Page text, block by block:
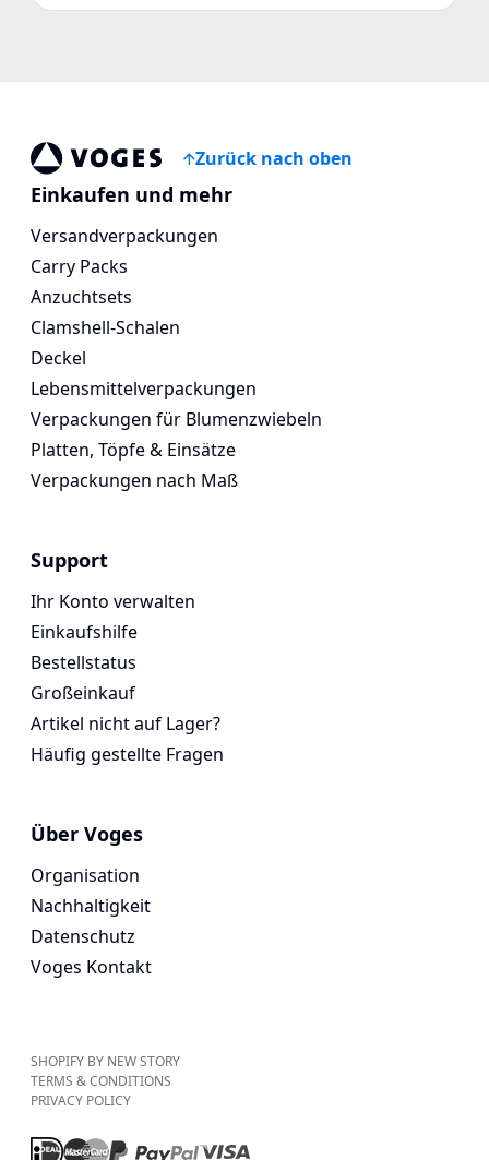
Voges Online Store
Zurück nach oben
Einkaufen und mehr
Versandverpackungen
Carry Packs
Anzuchtsets
Clamshell-Schalen
Deckel
Lebensmittelverpackungen
Verpackungen für Blumenzwiebeln
Platten, Töpfe & Einsätze
Verpackungen nach Maß
Support
Ihr Konto verwalten
Einkaufshilfe
Bestellstatus
Großeinkauf
Artikel nicht auf Lager?
Häufig gestellte Fragen
Über Voges
Organisation
Nachhaltigkeit
Datenschutz
Voges Kontakt
SHOPIFY BY NEW STORY
TERMS & CONDITIONS
PRIVACY POLICY